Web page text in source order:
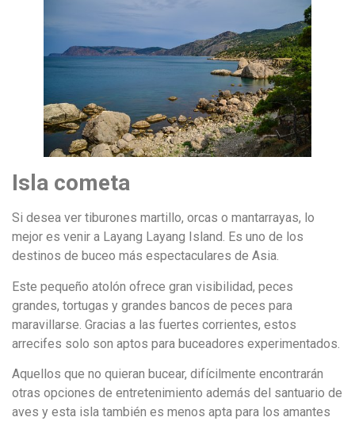
Isla cometa
Si desea ver tiburones martillo, orcas o mantarrayas, lo
mejor es venir a Layang Layang Island. Es uno de los
destinos de buceo más espectaculares de Asia.
Este pequeño atolón ofrece gran visibilidad, peces
grandes, tortugas y grandes bancos de peces para
maravillarse. Gracias a las fuertes corrientes, estos
arrecifes solo son aptos para buceadores experimentados.
Aquellos que no quieran bucear, difícilmente encontrarán
otras opciones de entretenimiento además del santuario de
aves y esta isla también es menos apta para los amantes